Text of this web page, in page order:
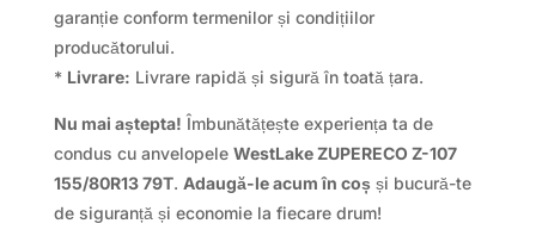
garanție conform termenilor și condițiilor
producătorului.
* Livrare: Livrare rapidă și sigură în toată țara.
Nu mai aștepta! Îmbunătățește experiența ta de
condus cu anvelopele WestLake ZUPERECO Z-107
155/80R13 79T. Adaugă-le acum în coș și bucură-te
de siguranță și economie la fiecare drum!